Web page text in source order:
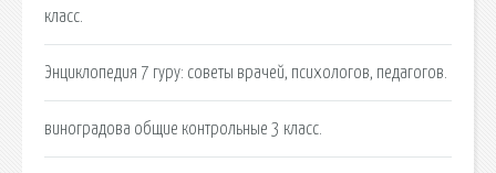
класс.
Энциклопедия 7 гуру: советы врачей, психологов, педагогов.
виноградова общие контрольные 3 класс.